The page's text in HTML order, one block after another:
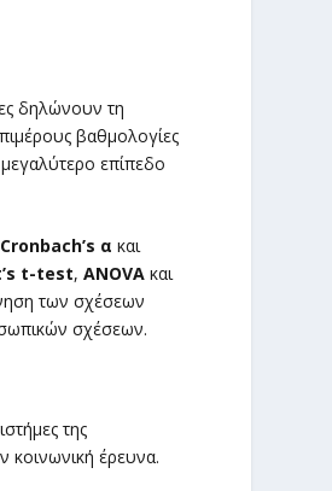
δηλώνουν τη
βαθμολογίες
επίπεδο
Cronbach’s α και
t-test, ANOVAκαι
των σχέσεων
σχέσεων.
της
κοινωνική έρευνα.